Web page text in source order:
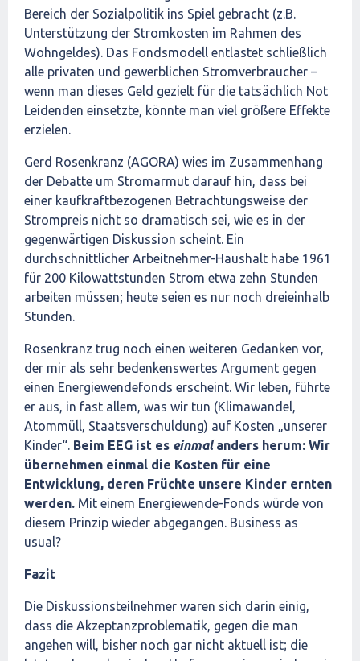
Bereich der Sozialpolitik ins Spiel gebracht (z.B.
Unterstützung der Stromkosten im Rahmen des
Wohngeldes). Das Fondsmodell entlastet schließlich
alle privaten und gewerblichen Stromverbraucher –
wenn man dieses Geld gezielt für die tatsächlich Not
Leidenden einsetzte, könnte man viel größere Effekte
erzielen.
Gerd Rosenkranz (AGORA) wies im Zusammenhang
der Debatte um Stromarmut darauf hin, dass bei
einer kaufkraftbezogenen Betrachtungsweise der
Strompreis nicht so dramatisch sei, wie es in der
gegenwärtigen Diskussion scheint. Ein
durchschnittlicher Arbeitnehmer-Haushalt habe 1961
für 200 Kilowattstunden Strom etwa zehn Stunden
arbeiten müssen; heute seien es nur noch dreieinhalb
Stunden.
Rosenkranz trug noch einen weiteren Gedanken vor,
der mir als sehr bedenkenswertes Argument gegen
einen Energiewendefonds erscheint. Wir leben, führte
er aus, in fast allem, was wir tun (Klimawandel,
Atommüll, Staatsverschuldung) auf Kosten „unserer
Kinder“. Beim EEG ist es einmalanders herum: Wir
übernehmen einmal die Kosten für eine
Entwicklung, deren Früchte unsere Kinder ernten
werden. Mit einem Energiewende-Fonds würde von
diesem Prinzip wieder abgegangen. Business as
usual?
Fazit
Die Diskussionsteilnehmer waren sich darin einig,
dass die Akzeptanzproblematik, gegen die man
angehen will, bisher noch gar nicht aktuell ist; die